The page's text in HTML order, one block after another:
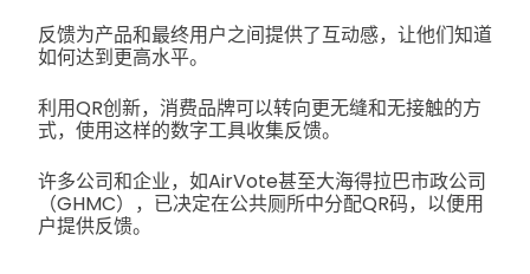
反馈为产品和最终用户之间提供了互动感，让他们知道
如何达到更高水平。
利用QR创新，消费品牌可以转向更无缝和无接触的方
式，使用这样的数字工具收集反馈。
许多公司和企业，如AirVote甚至大海得拉巴市政公司
（GHMC），已决定在公共厕所中分配QR码，以便用
户提供反馈。